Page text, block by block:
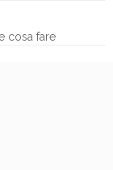
cosa fare